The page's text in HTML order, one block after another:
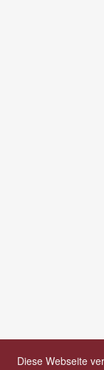
Diese Webseite